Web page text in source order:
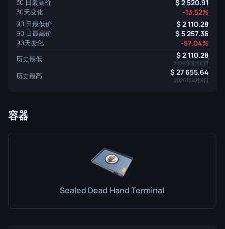
30 日最高价 2 520.91
30天变化 -13.52%
90 日最低价 2 110.28
90 日最高价 5 257.36
90天变化 -57.04%
历史最低 2 110.28
2026年8月6日
历史最高 27 655.64
2026年4月8日
容器
Sealed Dead Hand Terminal